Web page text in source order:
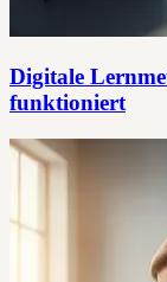
Digitale
funktioniert